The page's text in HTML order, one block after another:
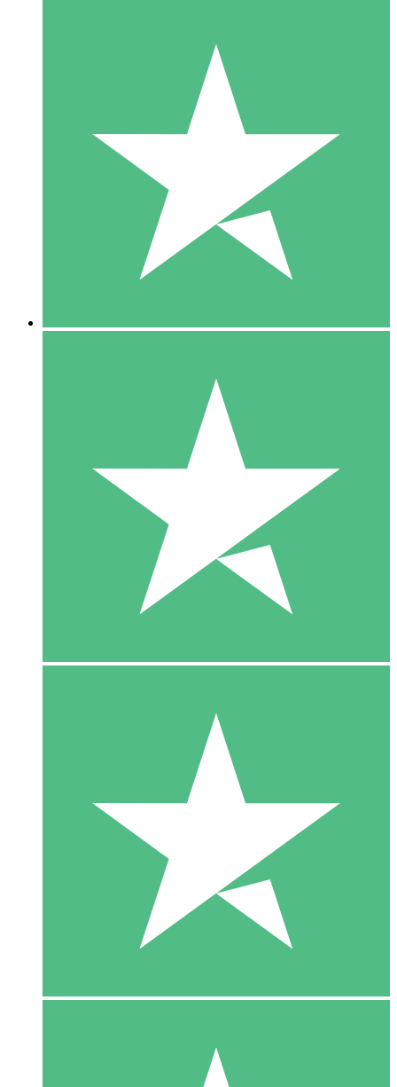
Individuele Creditpakketten
Betaal per gebruik met downloadtegoeden. Geen maandelijkse
1000
10 Downloaden
20 00